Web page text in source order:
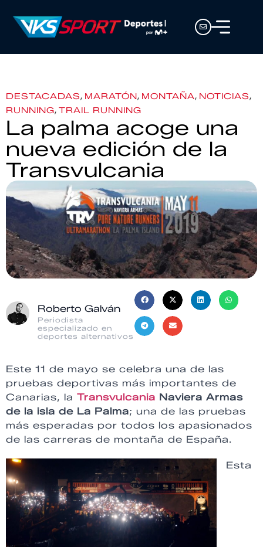
DESTACADAS, MARATÓN, MONTAÑA, NOTICIAS,
RUNNING, TRAIL RUNNING
La palma acoge una
nueva edición de la
Transvulcania
Roberto Galván
Periodista
especializado en
deportes alternativos
Este 11 de mayo se celebra una de las
pruebas deportivas más importantes de
Canarias, la Transvulcania Naviera Armas
de la isla de La Palma; una de las pruebas
más esperadas por todos los apasionados
de las carreras de montaña de España.
Esta